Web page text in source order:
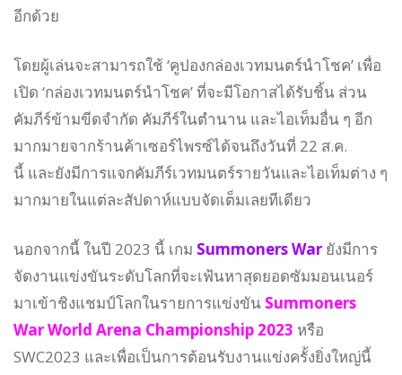
อีกด้วย
โดยผู้เล่นจะสามารถใช้ ‘คูปองกล่องเวทมนตร์นำโชค’ เพื่อ
เปิด ‘กล่องเวทมนตร์นำโชค’ ที่จะมีโอกาสได้รับชิ้น ส่วน
คัมภีร์ข้ามขีดจำกัด คัมภีร์ในตำนาน และไอเท็มอื่น ๆ อีก
มากมายจากร้านค้าเซอร์ไพรซ์ได้จนถึงวันที่ 22 ส.ค.
นี้ และยังมีการแจกคัมภีร์เวทมนตร์รายวันและไอเท็มต่าง ๆ
มากมายในแต่ละสัปดาห์แบบจัดเต็มเลยทีเดียว
นอกจากนี้ ในปี 2023 นี้ เกม Summoners War ยังมีการ
จัดงานแข่งขันระดับโลกที่จะเฟ้นหาสุดยอดซัมมอนเนอร์
มาเข้าชิงแชมป์โลกในรายการแข่งขัน Summoners
War World Arena Championship 2023 หรือ
SWC2023 และเพื่อเป็นการต้อนรับงานแข่งครั้งยิ่งใหญ่นี้